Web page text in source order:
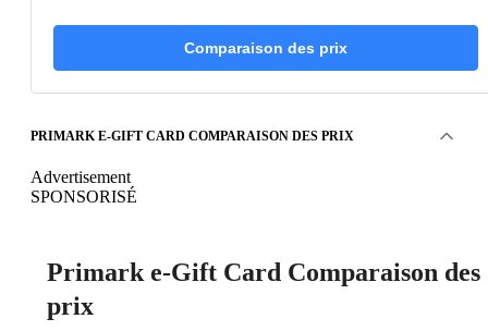
Comparaison des prix
PRIMARK E-GIFT CARD COMPARAISON DES PRIX
Advertisement
SPONSORISÉ
Primark e-Gift Card Comparaison des
prix